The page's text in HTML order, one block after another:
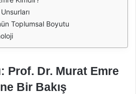
Toplumsal Boyutu
Prof. Dr. Murat Emre
Bir Bakış